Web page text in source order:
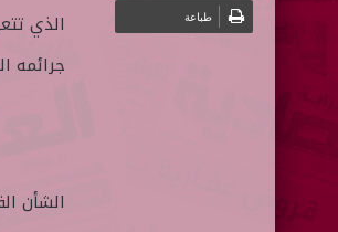
الذي
جرائمه
الشأن
ر
طباعة